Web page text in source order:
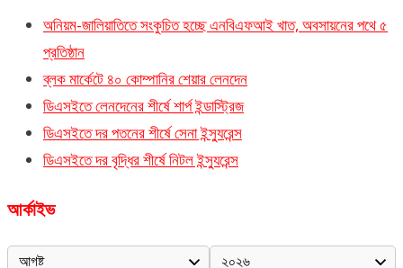
অনিয়ম-জালিয়াতিতে সংকুচিত হচ্ছে এনবিএফআই খাত, অবসায়নের পথে ৫
প্রতিষ্ঠান
ব্লক মার্কেটে ৪০ কোম্পানির শেয়ার লেনদেন
ডিএসইতে লেনদেনের শীর্ষে শার্প ইন্ডাস্ট্রিজ
ডিএসইতে দর পতনের শীর্ষে সেনা ইন্স্যুরেন্স
ডিএসইতে দর বৃদ্ধির শীর্ষে নিটল ইন্স্যুরেন্স
আর্কাইভ